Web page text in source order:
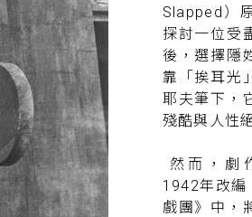
Slapped）
探討一位受
後，選擇隱
靠「挨耳光
耶夫筆下，
殘酷與人性
然而，劇
1942年改編
戲團》中，